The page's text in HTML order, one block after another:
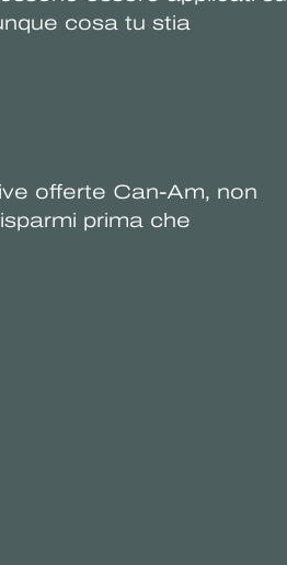
cosa tu stia
offerte Can-Am, non
prima che